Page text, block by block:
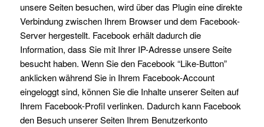
unsere Seiten besuchen, wird über das Plugin eine direkte
Verbindung zwischen Ihrem Browser und dem Facebook-
Server hergestellt. Facebook erhält dadurch die
Information, dass Sie mit Ihrer IP-Adresse unsere Seite
besucht haben. Wenn Sie den Facebook “Like-Button”
anklicken während Sie in Ihrem Facebook-Account
eingeloggt sind, können Sie die Inhalte unserer Seiten auf
Ihrem Facebook-Profil verlinken. Dadurch kann Facebook
den Besuch unserer Seiten Ihrem Benutzerkonto